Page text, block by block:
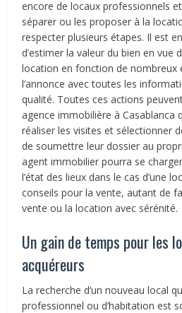
encore de locaux professionnels et
séparer ou les proposer à la
respecter plusieurs étapes. Il est
d’estimer la valeur du bien en vue
location en fonction de nombreux
l’annonce avec toutes les
qualité. Toutes ces actions
agence immobilière à Casablanca
réaliser les visites et sélectionner
de soumettre leur dossier au
agent immobilier pourra se
l’état des lieux dans le cas d’une
conseils pour la vente, autant de
vente ou la location avec sérénité.
Un gain de temps pour les
acquéreurs
La recherche d’un nouveau local
professionnel ou d’habitation est